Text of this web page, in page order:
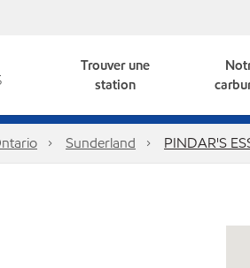
Trouver une
station
Sunderland PINDAR'S